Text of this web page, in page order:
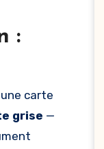
:
carte
grise —